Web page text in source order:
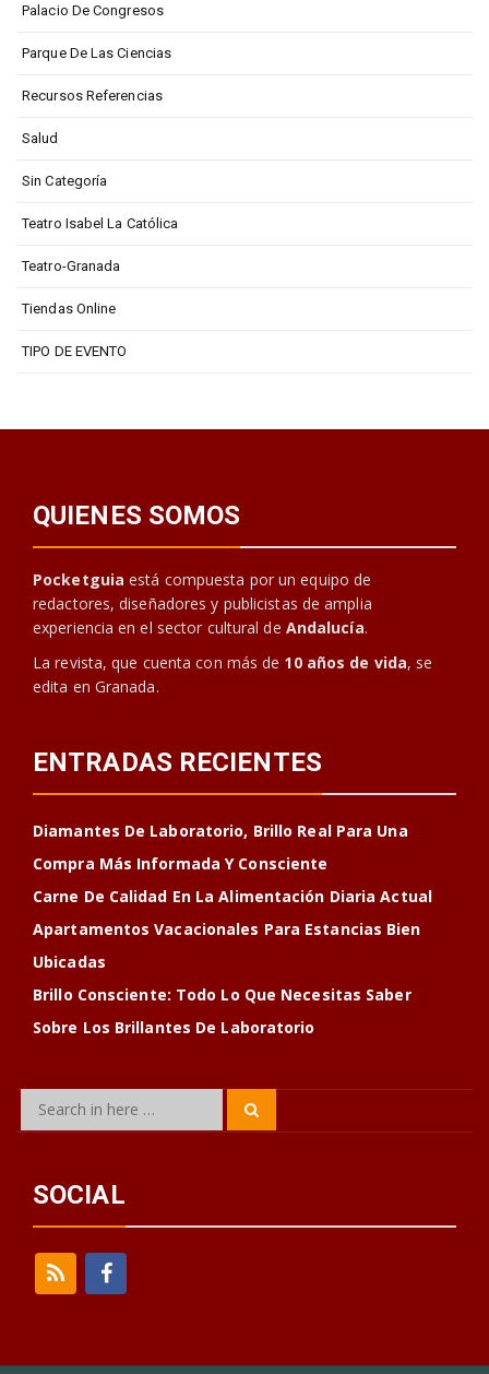
Palacio De Congresos
Parque De Las Ciencias
Recursos Referencias
Salud
Sin Categoría
Teatro Isabel La Católica
Teatro-Granada
Tiendas Online
TIPO DE EVENTO
QUIENES SOMOS
Pocketguia está compuesta por un equipo de
redactores, diseñadores y publicistas de amplia
experiencia en el sector cultural de Andalucía.
La revista, que cuenta con más de 10 años de vida, se
edita en Granada.
ENTRADAS RECIENTES
Diamantes De Laboratorio, Brillo Real Para Una
Compra Más Informada Y Consciente
Carne De Calidad En La Alimentación Diaria Actual
Apartamentos Vacacionales Para Estancias Bien
Ubicadas
Brillo Consciente: Todo Lo Que Necesitas Saber
Sobre Los Brillantes De Laboratorio
Search
SOCIAL